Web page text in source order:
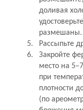
доливая
размешаны.
5.
Рассыпьте
6.
Закройте
место на
при
плотности
(по